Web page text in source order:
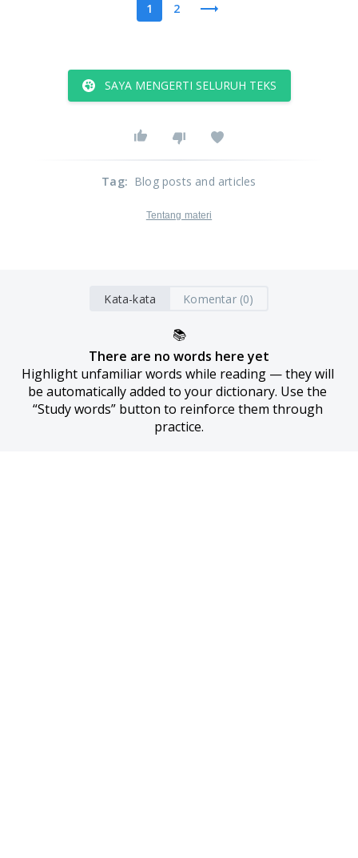
1 2
SAYA MENGERTI SELURUH TEKS
Tag: Blog posts and articles
Tentang materi
Kata-kata Komentar (0)
📚
There are no words here yet
Highlight unfamiliar words while reading — they will
be automatically added to your dictionary. Use the
“Study words” button to reinforce them through
practice.